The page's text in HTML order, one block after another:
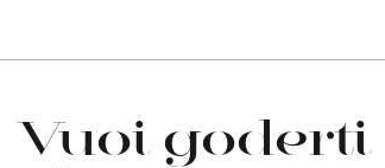
Vuoi goderti